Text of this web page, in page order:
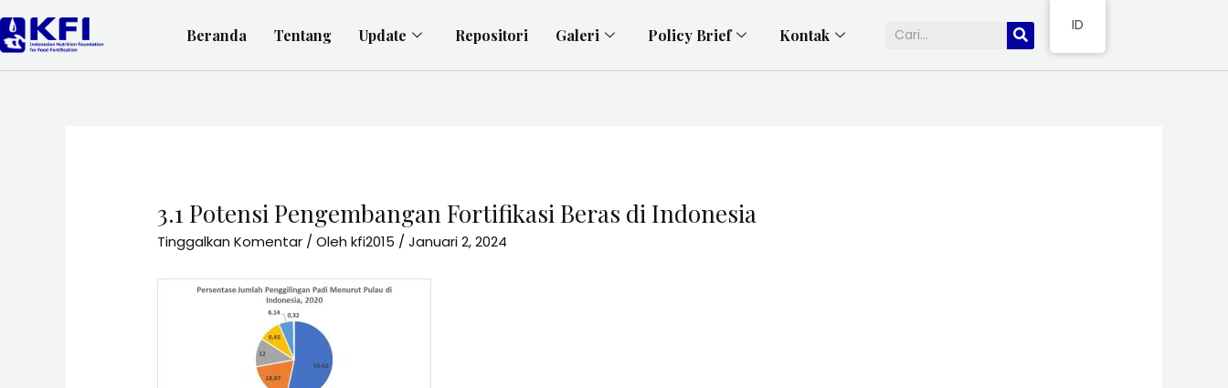
Beranda Tentang Update Repositori Galeri Policy Brief Kontak
3.1 Potensi Pengembangan Fortifikasi Beras di Indonesia
Tinggalkan Komentar / Olehkfi2015 /Januari 2, 2024
ID